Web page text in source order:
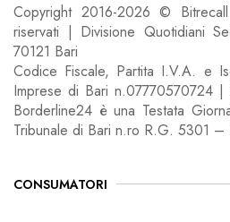
Copyright 2016-2026 ©
riservati | Divisione Quotidiani
70121 Bari
Codice Fiscale, Partita I.V.A. e
Imprese di Bari n.07770570724
Borderline24 è una Testata
Tribunale di Bari n.ro R.G. 5301
CONSUMATORI